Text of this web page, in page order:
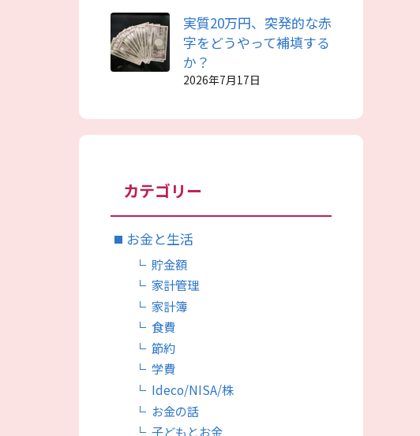
実質20万円、突発的な赤
字をどうやって補填する
か？
2026年7月17日
カテゴリー
お金と生活
貯金額
家計管理
家計簿
食費
節約
学費
Ideco/NISA/株
お金の話
子どもとお金